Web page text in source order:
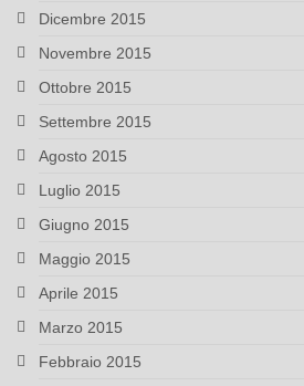
Dicembre 2015
Novembre 2015
Ottobre 2015
Settembre 2015
Agosto 2015
Luglio 2015
Giugno 2015
Maggio 2015
Aprile 2015
Marzo 2015
Febbraio 2015